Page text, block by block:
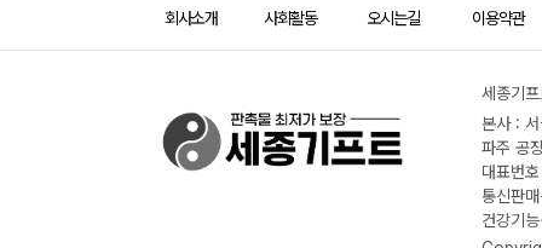
회사소개 사회활동 오시는길 이용약관
세종기
본사 :
파주 공
대표번
통신판
건강기